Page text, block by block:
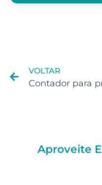
VOLTAR
Aproveite